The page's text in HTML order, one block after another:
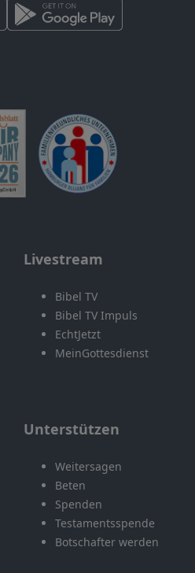
Livestream
Bibel TV
Bibel TV Impuls
EchtJetzt
MeinGottesdienst
Unterstützen
Weitersagen
Beten
Spenden
Testamentsspende
Botschafter werden